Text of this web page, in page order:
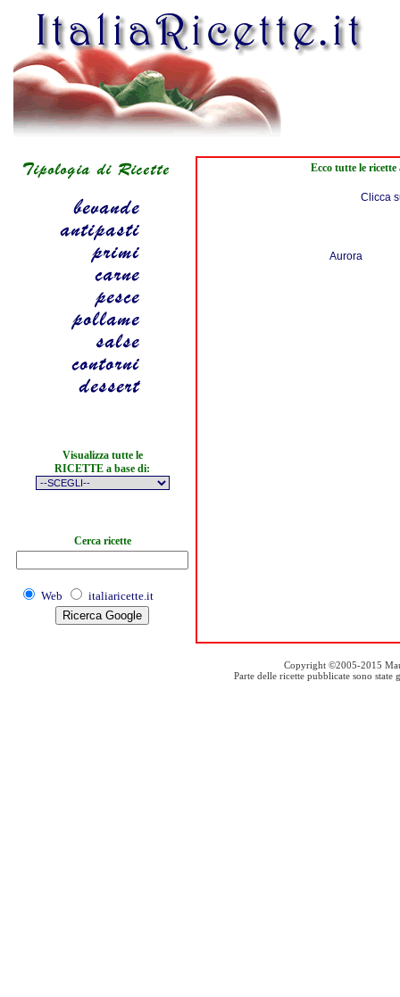
Visualizza tutte le
RICETTE a base di:
Cerca ricette
Web italiaricette.it
Ecco tutte le
Clicca
Aurora
Copyright ©2005-2015
Parte delle ricette pubblicate sono state